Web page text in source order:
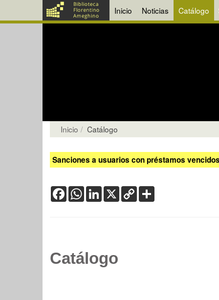
Inicio Noticias Catálogo
Inicio Catálogo
Sanciones a usuarios con préstamos
FacebookWhatsApp
LinkedIn
X Copy
Link
Catálogo